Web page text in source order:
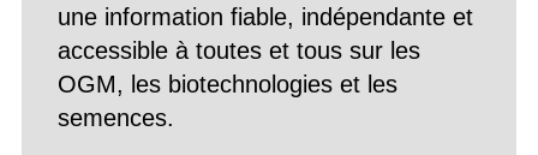
une information fiable, indépendante et
accessible à toutes et tous sur les
OGM, les biotechnologies et les
semences.